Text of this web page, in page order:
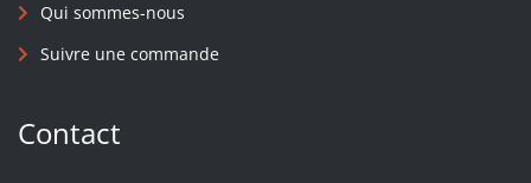
Qui sommes-nous
Suivre une commande
Contact